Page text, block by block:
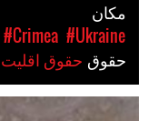
#Crimea #Ukraine
#حقوق